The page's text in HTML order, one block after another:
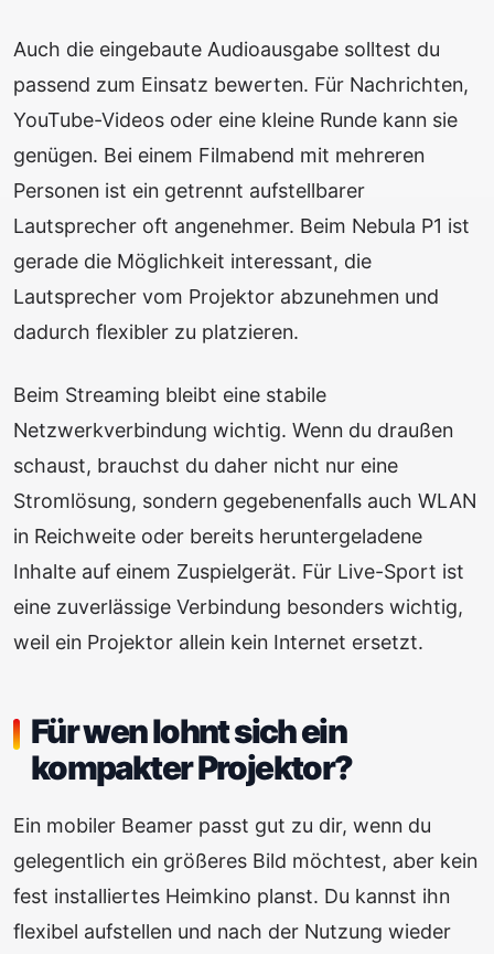
Auch die eingebaute Audioausgabe solltest du
passend zum Einsatz bewerten. Für Nachrichten,
YouTube-Videos oder eine kleine Runde kann sie
genügen. Bei einem Filmabend mit mehreren
Personen ist ein getrennt aufstellbarer
Lautsprecher oft angenehmer. Beim Nebula P1 ist
gerade die Möglichkeit interessant, die
Lautsprecher vom Projektor abzunehmen und
dadurch flexibler zu platzieren.
Beim Streaming bleibt eine stabile
Netzwerkverbindung wichtig. Wenn du draußen
schaust, brauchst du daher nicht nur eine
Stromlösung, sondern gegebenenfalls auch WLAN
in Reichweite oder bereits heruntergeladene
Inhalte auf einem Zuspielgerät. Für Live-Sport ist
eine zuverlässige Verbindung besonders wichtig,
weil ein Projektor allein kein Internet ersetzt.
Für wen lohnt sich ein
kompakter Projektor?
Ein mobiler Beamer passt gut zu dir, wenn du
gelegentlich ein größeres Bild möchtest, aber kein
fest installiertes Heimkino planst. Du kannst ihn
flexibel aufstellen und nach der Nutzung wieder